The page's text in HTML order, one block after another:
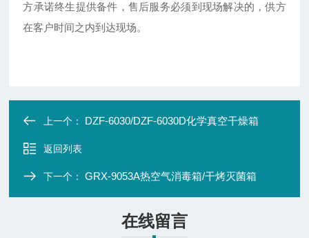
方承诺终生提供备件，售后服务必须到现场解决的，供方
在客户时间之内到达现场。
上一个： DZF-6030/DZF-6030D化学真空干燥箱
返回列表
下一个：GRX-9053A热空气消毒箱/干烤灭菌箱
在线留言